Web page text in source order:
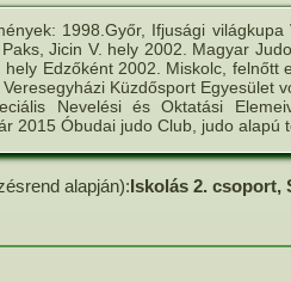
1998.Győr, Ifjusági
Jicin V. hely 2002. Magyar
Edzőként 2002. Miskolc, felnőtt
Küzdősport Egyesület
Nevelési és Oktatási
2015 Óbudai judo Club, judo alapú
alapján):Iskolás 2. csoport,